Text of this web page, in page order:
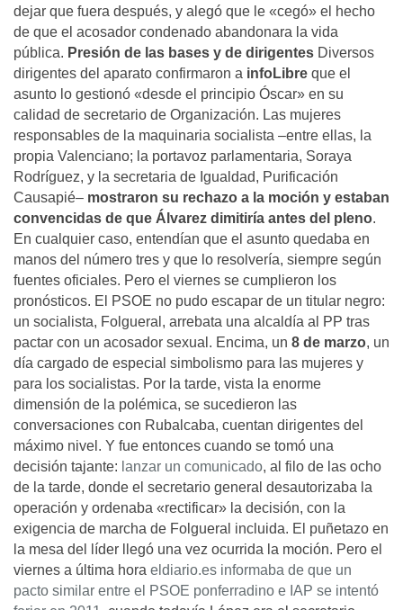
dejar que fuera después, y alegó que le «cegó» el hecho
de que el acosador condenado abandonara la vida
pública. Presión de las bases y de dirigentes Diversos
dirigentes del aparato confirmaron a infoLibre que el
asunto lo gestionó «desde el principio Óscar» en su
calidad de secretario de Organización. Las mujeres
responsables de la maquinaria socialista –entre ellas, la
propia Valenciano; la portavoz parlamentaria, Soraya
Rodríguez, y la secretaria de Igualdad, Purificación
Causapié– mostraron su rechazo a la moción y estaban
convencidas de que Álvarez dimitiría antes del pleno.
En cualquier caso, entendían que el asunto quedaba en
manos del número tres y que lo resolvería, siempre según
fuentes oficiales. Pero el viernes se cumplieron los
pronósticos. El PSOE no pudo escapar de un titular negro:
un socialista, Folgueral, arrebata una alcaldía al PP tras
pactar con un acosador sexual. Encima, un 8 de marzo, un
día cargado de especial simbolismo para las mujeres y
para los socialistas. Por la tarde, vista la enorme
dimensión de la polémica, se sucedieron las
conversaciones con Rubalcaba, cuentan dirigentes del
máximo nivel. Y fue entonces cuando se tomó una
decisión tajante: lanzar un comunicado, al filo de las ocho
de la tarde, donde el secretario general desautorizaba la
operación y ordenaba «rectificar» la decisión, con la
exigencia de marcha de Folgueral incluida. El puñetazo en
la mesa del líder llegó una vez ocurrida la moción. Pero el
viernes a última hora eldiario.es informaba de que un
pacto similar entre el PSOE ponferradino e IAP se intentó